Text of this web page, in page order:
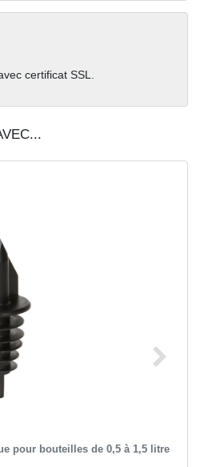
certificat SSL.
pour bouteilles de 0,5 à 1,5 litre